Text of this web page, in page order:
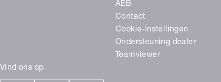
Vind ons op
AEB
Contact
Cookie-instellingen
Ondersteuning dealer
Teamviewer